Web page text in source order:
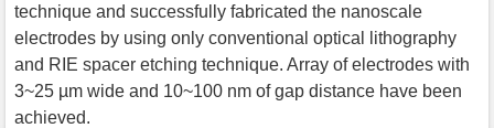
technique and successfully fabricated the nanoscale
electrodes by using only conventional optical lithography
and RIE spacer etching technique. Array of electrodes with
3~25 µm wide and 10~100 nm of gap distance have been
achieved.